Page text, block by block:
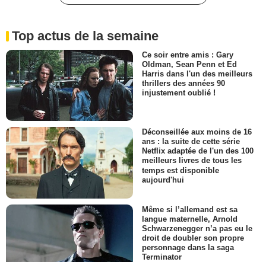
Top actus de la semaine
Ce soir entre amis : Gary
Oldman, Sean Penn et Ed
Harris dans l'un des meilleurs
thrillers des années 90
injustement oublié !
Déconseillée aux moins de 16
ans : la suite de cette série
Netflix adaptée de l'un des 100
meilleurs livres de tous les
temps est disponible
aujourd'hui
Même si l’allemand est sa
langue maternelle, Arnold
Schwarzenegger n’a pas eu le
droit de doubler son propre
personnage dans la saga
Terminator